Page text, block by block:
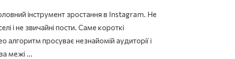
інструмент зростання в Instagram. Не
і не звичайні пости. Саме короткі
алгоритм просуває незнайомій аудиторії і
межі …